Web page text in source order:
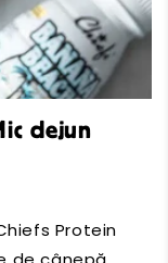
dejun
Protein